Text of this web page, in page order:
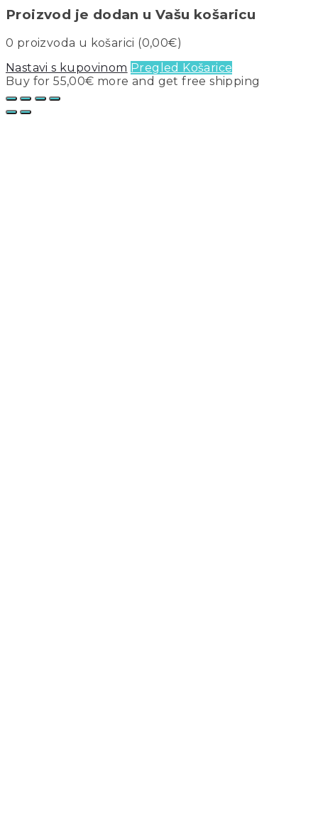
Proizvod je dodan u Vašu košaricu
0 proizvoda u košarici (0,00€)
Nastavi s kupovinom Pregled Košarice
Buy for55,00€ more and get free shipping